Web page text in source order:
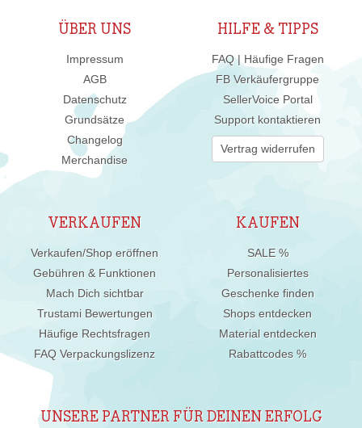
ÜBER UNS
Impressum
AGB
Datenschutz
Grundsätze
Changelog
Merchandise
HILFE & TIPPS
FAQ | Häufige Fragen
FB Verkäufergruppe
SellerVoice Portal
Support kontaktieren
Vertrag widerrufen
VERKAUFEN
Verkaufen/Shop eröffnen
Gebühren & Funktionen
Mach Dich sichtbar
Trustami Bewertungen
Häufige Rechtsfragen
FAQ Verpackungslizenz
KAUFEN
SALE %
Personalisiertes
Geschenke finden
Shops entdecken
Material entdecken
Rabattcodes %
UNSERE PARTNER FÜR DEINEN ERFOLG